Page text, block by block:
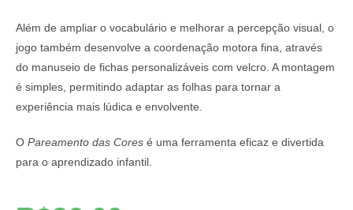
Além de ampliar o vocabulário e melhorar a percepção visual, o
jogo também desenvolve a coordenação motora fina, através
do manuseio de fichas personalizáveis com velcro. A montagem
é simples, permitindo adaptar as folhas para tornar a
experiência mais lúdica e envolvente.
O Pareamento das Cores é uma ferramenta eficaz e divertida
para o aprendizado infantil.